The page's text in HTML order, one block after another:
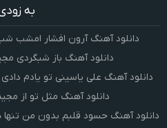
به
دانلود آهنگ آرون افشار امشب
دانلود آهنگ باز شبگردی
دانلود آهنگ علی یاسینی تو یادم
دانلود آهنگ مثل تو از
دانلود آهنگ حسود قلبم بدون من